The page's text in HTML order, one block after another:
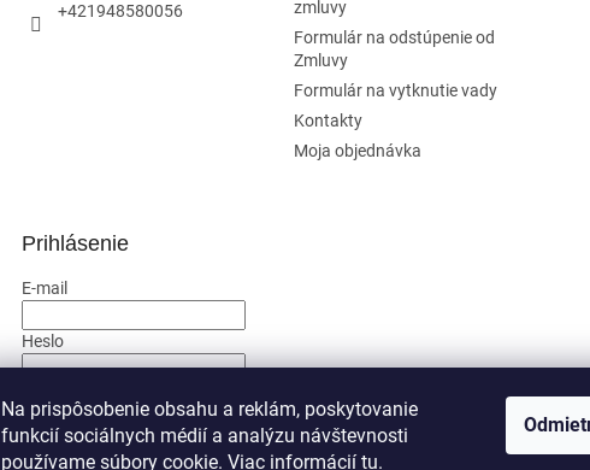
Na prispôsobenie obsahu a reklám, poskytovanie
funkcií sociálnych médií a analýzu návštevnosti
používame súbory cookie. Viac informácií tu.
+421948580056
zmluvy
Formulár na odstúpenie od
Zmluvy
Formulár na vytknutie vady
Kontakty
Moja objednávka
Prihlásenie
E-mail
Heslo
PRIHLÁSIŤ SA
Nová registráciaZabudnuté heslo